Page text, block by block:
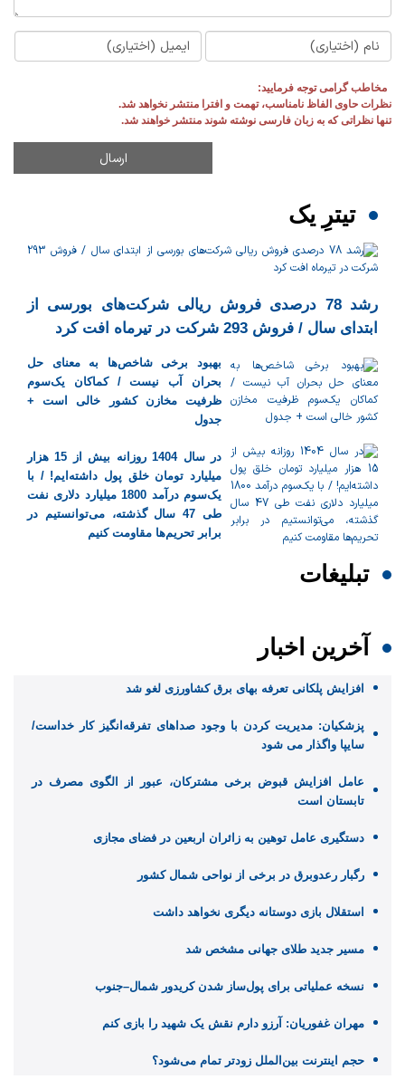
مخاطب گرامی توجه فرمایید:
نظرات حاوی الفاظ نامناسب، تهمت و افترا منتشر نخواهد شد.
تنها نظراتی که به زبان فارسی نوشته شوند منتشر خواهند شد.
تیترِ یک
رشد 78 درصدی فروش ریالی شرکت‌های بورسی از
ابتدای سال / فروش 293 شرکت در تیرماه افت کرد
بهبود برخی شاخص‌ها به معنای حل
بحران آب نیست / کماکان یک‌سوم
ظرفیت مخازن کشور خالی است +
جدول
در سال 1404 روزانه بیش از 15 هزار
میلیارد تومان خلق پول داشته‌ایم! / با
یک‌سوم درآمد 1800 میلیارد دلاری نفت
طی 47 سال گذشته، می‌توانستیم در
برابر تحریم‌ها مقاومت کنیم
تبلیغات
آخرین اخبار
افزایش پلکانی تعرفه بهای برق کشاورزی لغو شد
پزشکیان: مدیریت کردن با وجود صداهای تفرقه‌انگیز کار خداست/
سایپا واگذار می شود
عامل افزایش قبوض برخی مشترکان، عبور از الگوی مصرف در
تابستان است
دستگیری عامل توهین به زائران اربعین در فضای مجازی
رگبار رعدوبرق در برخی از نواحی شمال کشور
استقلال بازی دوستانه دیگری نخواهد داشت
مسیر جدید طلای جهانی مشخص شد
نسخه عملیاتی برای پول‌ساز شدن کریدور شمال–جنوب
مهران غفوریان: آرزو دارم نقش یک شهید را بازی کنم
حجم اینترنت بین‌الملل زودتر تمام می‌شود؟